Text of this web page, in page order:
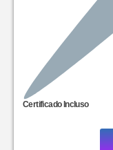
Certificado Incluso